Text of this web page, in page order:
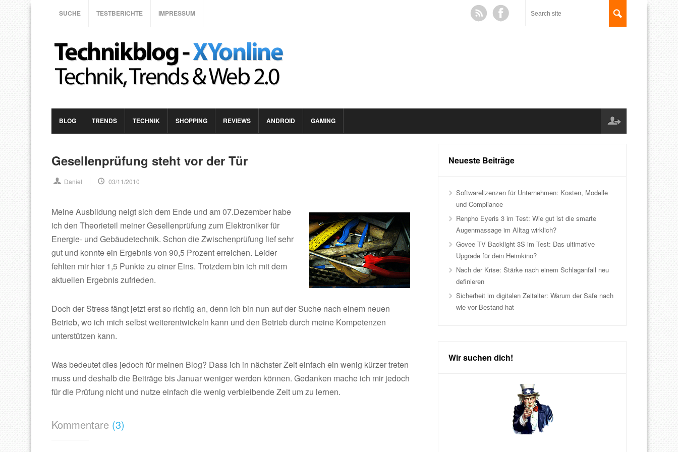
SUCHE TESTBERICHTE IMPRESSUM
BLOG TRENDS TECHNIK SHOPPING REVIEWS ANDROID GAMING
Gesellenprüfung steht vor der Tür
Daniel 03/11/2010
Meine Ausbildung neigt sich dem Ende und am 07.Dezember habe
ich den Theorieteil meiner Gesellenprüfung zum Elektroniker für
Energie- und Gebäudetechnik. Schon die Zwischenprüfung lief sehr
gut und konnte ein Ergebnis von 90,5 Prozent erreichen. Leider
fehlten mir hier 1,5 Punkte zu einer Eins. Trotzdem bin ich mit dem
aktuellen Ergebnis zufrieden.
Doch der Stress fängt jetzt erst so richtig an, denn ich bin nun auf der Suche nach einem neuen
Betrieb, wo ich mich selbst weiterentwickeln kann und den Betrieb durch meine Kompetenzen
unterstützen kann.
Was bedeutet dies jedoch für meinen Blog? Dass ich in nächster Zeit einfach ein wenig kürzer treten
muss und deshalb die Beiträge bis Januar weniger werden können. Gedanken mache ich mir jedoch
für die Prüfung nicht und nutze einfach die wenig verbleibende Zeit um zu lernen.
Kommentare (3)
Neueste Beiträge
Softwarelizenzen für Unternehmen: Kosten, Modelle
und Compliance
Renpho Eyeris 3 im Test: Wie gut ist die smarte
Augenmassage im Alltag wirklich?
Govee TV Backlight 3S im Test: Das ultimative
Upgrade für dein Heimkino?
Nach der Krise: Stärke nach einem Schlaganfall neu
definieren
Sicherheit im digitalen Zeitalter: Warum der Safe nach
wie vor Bestand hat
Wir suchen dich!